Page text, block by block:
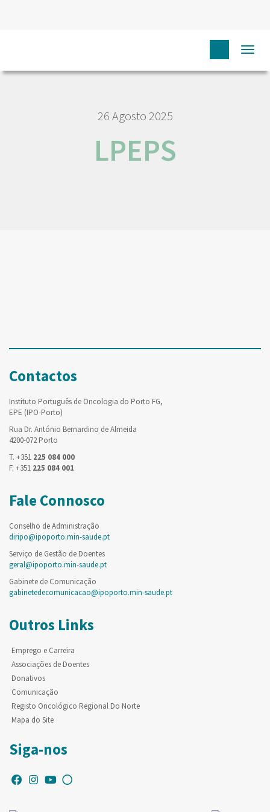
26 Agosto 2025
LPEPS
Contactos
Instituto Português de Oncologia do Porto FG,
EPE (IPO-Porto)
Rua Dr. António Bernardino de Almeida
4200-072 Porto
T. +351 225 084 000
F. +351 225 084 001
Fale Connosco
Conselho de Administração
diripo@ipoporto.min-saude.pt
Serviço de Gestão de Doentes
geral@ipoporto.min-saude.pt
Gabinete de Comunicação
gabinetedecomunicacao@ipoporto.min-saude.pt
Outros Links
Emprego e Carreira
Associações de Doentes
Donativos
Comunicação
Registo Oncológico Regional Do Norte
Mapa do Site
Siga-nos